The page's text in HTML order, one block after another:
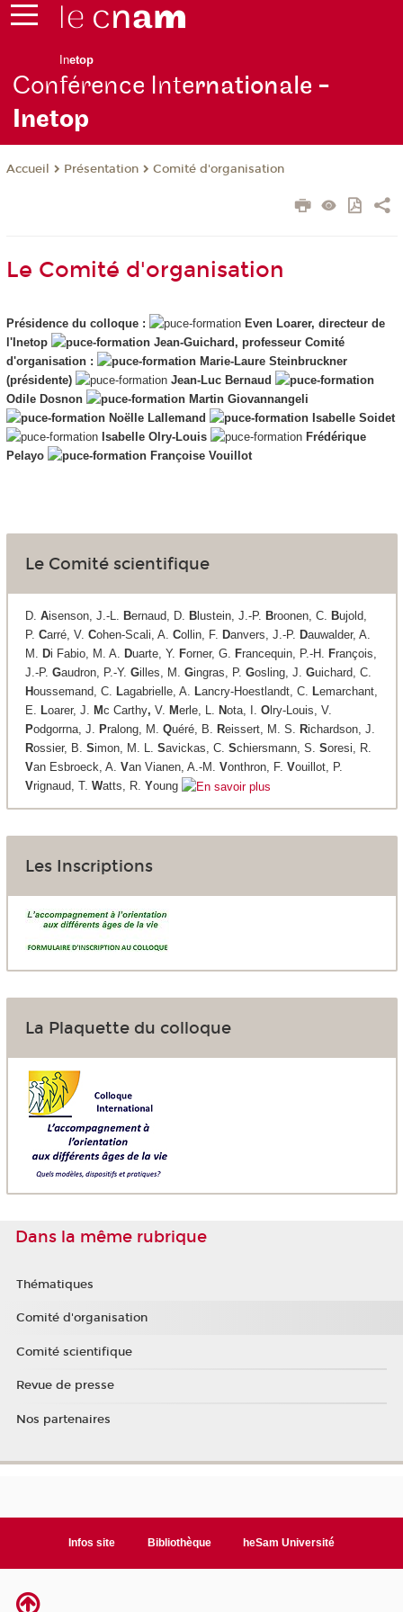
Inetop
Conférence Internationale -
Inetop
Accueil Présentation Comité d'organisation
Le Comité d'organisation
Présidence du colloque :
Even Loarer, directeur de
l'Inetop
Jean-Guichard, professeur Comité
d'organisation :
Marie-Laure Steinbruckner
(présidente)
Jean-Luc Bernaud
Odile Dosnon
Martin Giovannangeli
Noëlle Lallemand
Isabelle Soidet
Isabelle Olry-Louis
Frédérique
Pelayo
Françoise Vouillot
Le Comité scientifique
D. Aisenson, J.-L. Bernaud, D. Blustein, J.-P. Broonen, C. Bujold,
P. Carré, V. Cohen-Scali, A. Collin, F. Danvers, J.-P. Dauwalder, A.
M. Di Fabio, M. A. Duarte, Y. Forner, G. Francequin, P.-H. François,
J.-P. Gaudron, P.-Y. Gilles, M. Gingras, P. Gosling, J. Guichard, C.
Houssemand, C. Lagabrielle, A. Lancry-Hoestlandt, C. Lemarchant,
E. Loarer, J. Mc Carthy, V. Merle, L. Nota, I. Olry-Louis, V.
Podgorrna, J. Pralong, M. Quéré, B. Reissert, M. S. Richardson, J.
Rossier, B. Simon, M. L. Savickas, C. Schiersmann, S. Soresi, R.
Van Esbroeck, A. Van Vianen, A.-M. Vonthron, F. Vouillot, P.
Vrignaud, T. Watts, R. Young
Les Inscriptions
La Plaquette du colloque
Dans la même rubrique
Thématiques
Comité d'organisation
Comité scientifique
Revue de presse
Nos partenaires
Infos site Bibliothèque heSam Université